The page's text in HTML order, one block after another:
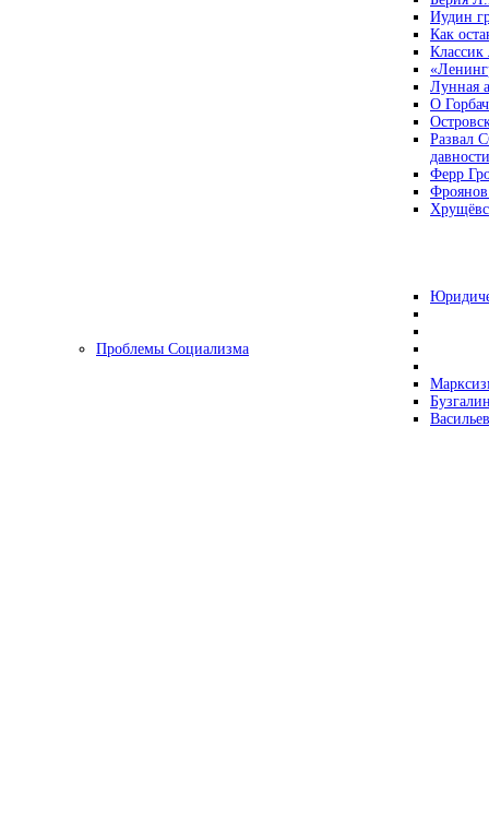
Иудин
Как
Лунная
О
Развал
давности
Ферр
Проблемы Социализма